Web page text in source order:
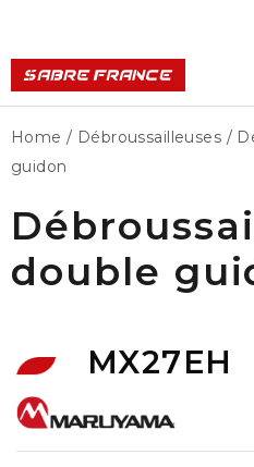
Home / Débroussailleuses /
guidon
double
MX27EH